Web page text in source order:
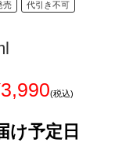
売 代引き不可
(税込)
け予定日